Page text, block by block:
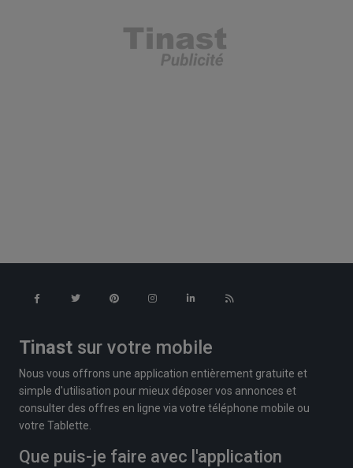
Tinast sur votre mobile
Nous vous offrons une application entièrement gratuite et
simple d'utilisation pour mieux déposer vos annonces et
consulter des offres en ligne via votre téléphone mobile ou
votre Tablette.
Que puis-je faire avec l'application